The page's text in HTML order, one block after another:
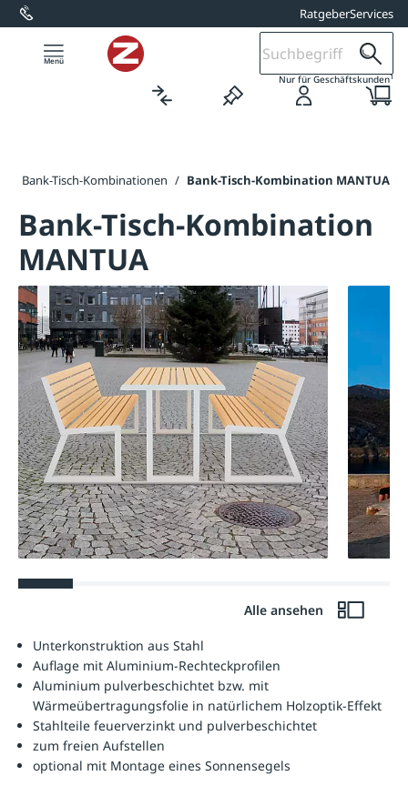
springen RatgeberServices
Nur für Geschäftskunden1
Bank-Tisch-Kombinationen / Bank-Tisch-Kombination MANTUA
Bank-Tisch-Kombination
MANTUA
Alle ansehen
Unterkonstruktion aus Stahl
Auflage mit Aluminium-Rechteckprofilen
Aluminium pulverbeschichtet bzw. mit
Wärmeübertragungsfolie in natürlichem Holzoptik-Effekt
Stahlteile feuerverzinkt und pulverbeschichtet
zum freien Aufstellen
optional mit Montage eines Sonnensegels